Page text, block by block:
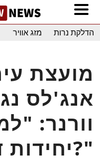
הדלקת נרות מזג אוויר
מועצת
אנג'לס
וורנר:
יחידות דיור מוזלות?"